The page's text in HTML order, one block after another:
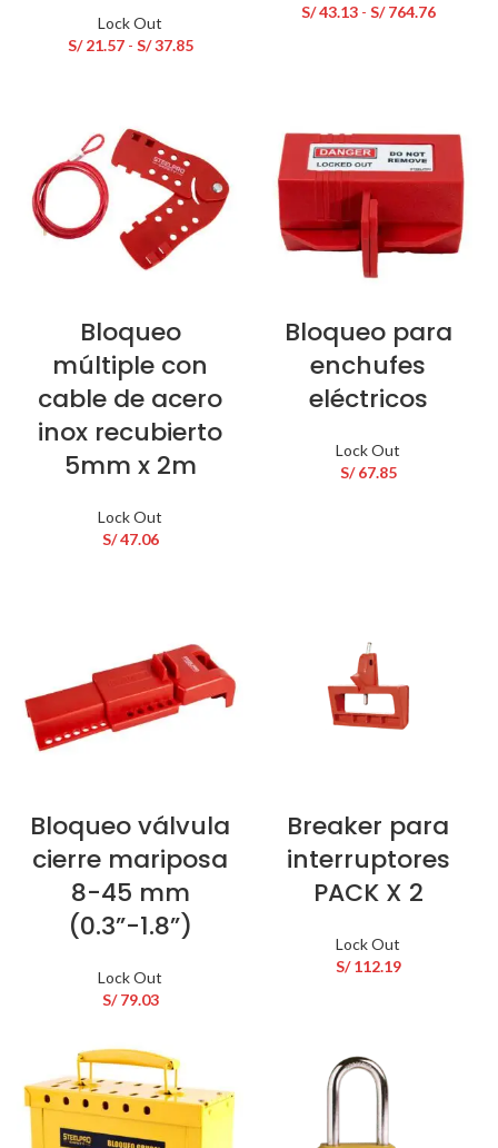
Lock Out
S/21.57 - S/37.85Rango
S/ 37.85
S/43.13 - S/764.76Rango
S/
Bloqueo
múltiple con
cable de acero
inox recubierto
5mm x 2m
Lock Out
S/47.06
Bloqueo para
enchufes
eléctricos
Lock Out
S/67.85
Bloqueo válvula
cierre mariposa
8-45 mm
(0.3”-1.8”)
Lock Out
S/79.03
Breaker para
interruptores
PACK X 2
Lock Out
S/112.19